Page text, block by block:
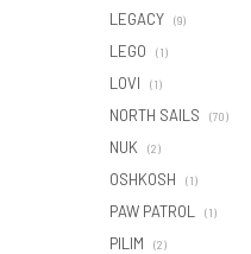
LEGACY (9)
LEGO (1)
LOVI (1)
NORTH SAILS (70)
NUK (2)
OSHKOSH (1)
PAW PATROL (1)
PILIM (2)